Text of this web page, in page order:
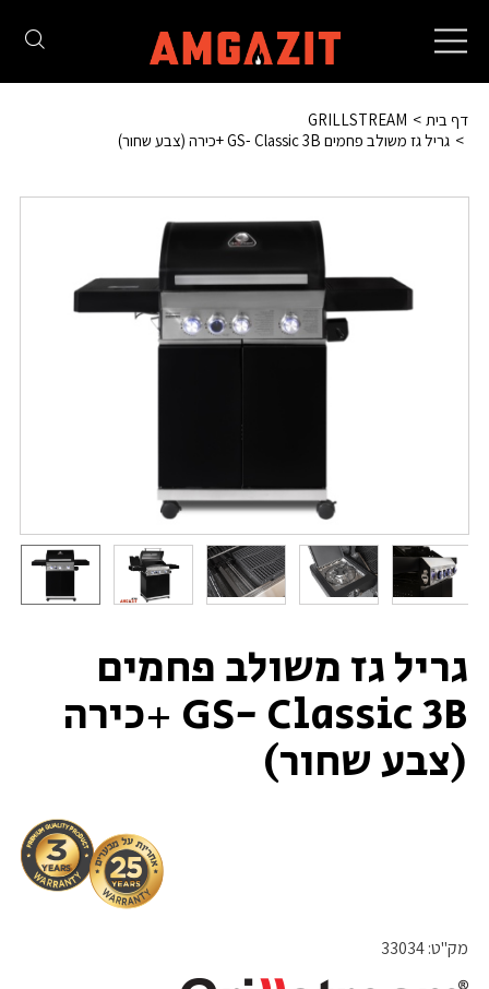
Toggle
navigation
דף בית
GRILLSTREAM
גריל גז משולב פחמים GS- Classic 3B +כירה (צבע שחור)
גריל גז משולב פחמים
GS- Classic 3B +כירה
(צבע שחור)
מק"ט:33034